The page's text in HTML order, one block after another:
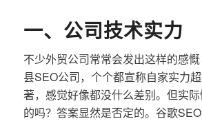
一、公司技术实力
不少外贸公司常常会发出这样的感
县SEO公司，个个都宣称自家实力
著，感觉好像都没什么差别。但实
的吗？答案显然是否定的。谷歌